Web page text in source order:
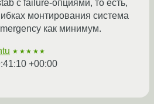
с failure-опциями, то есть,
монтирования система
как минимум.
★★★★★
+00:00